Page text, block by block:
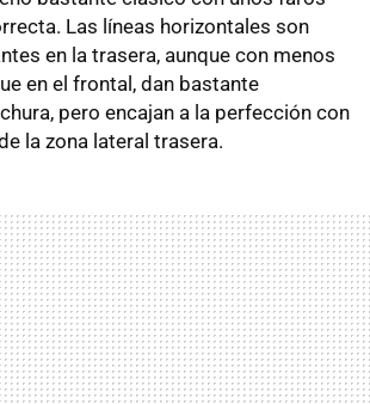
Las líneas horizontales son
en la trasera, aunque con menos
en el frontal, dan bastante
pero encajan a la perfección con
la zona lateral trasera.